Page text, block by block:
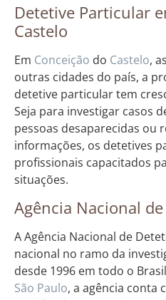
Detetive Particular
Castelo
Em Conceição do Castelo,
outras cidades do país, a
detetive particular tem
Seja para investigar casos
pessoas desaparecidas ou
informações, os detetives
profissionais capacitados
situações.
Agência Nacional
A Agência Nacional de
nacional no ramo da
desde 1996 em todo o
São Paulo, a agência conta